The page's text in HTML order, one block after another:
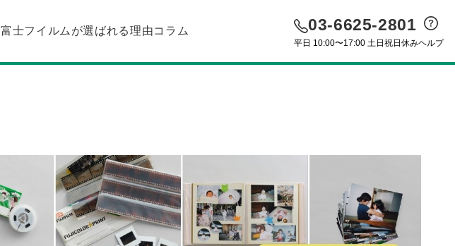
富士フイルムが選ばれる理由コラム 03-6625-2801
平日 10:00〜17:00 土日祝日休みヘルプ